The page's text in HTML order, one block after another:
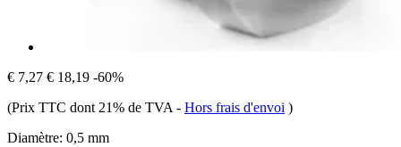
€ 7,27 € 18,19 -60%
(Prix TTC dont 21% de TVA - Hors frais d'envoi )
Diamètre: 0,5 mm